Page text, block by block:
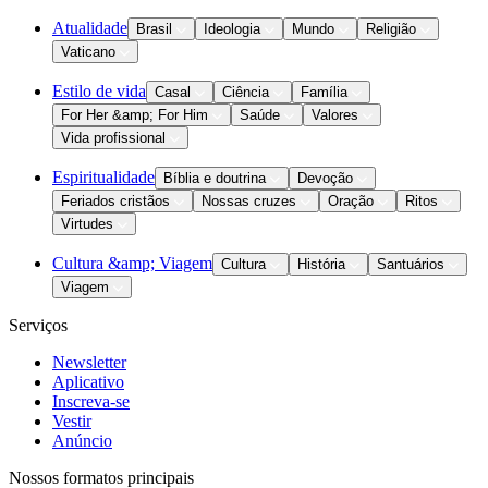
Atualidade Brasil Ideologia Mundo
Religião
Vaticano
Estilo de vida Casal Ciência
Família
For Her &amp; For Him
Saúde
Valores
Vida profissional
Espiritualidade Bíblia e doutrina
Devoção
Feriados cristãos
Nossas cruzes Oração
Ritos
Virtudes
Cultura &amp; Viagem Cultura História
Santuários
Viagem
Serviços
Newsletter
Aplicativo
Inscreva-se
Vestir
Anúncio
Nossos formatos principais